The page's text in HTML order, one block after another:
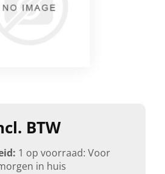
BTW
1 op voorraad: Voor
in huis